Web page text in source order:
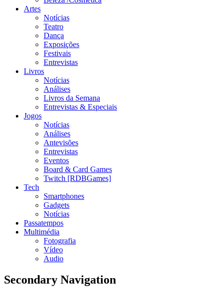
Artes
Notícias
Teatro
Dança
Exposições
Festivais
Entrevistas
Livros
Notícias
Análises
Livros da Semana
Entrevistas & Especiais
Jogos
Notícias
Análises
Antevisões
Entrevistas
Eventos
Board & Card Games
Twitch [RDBGames]
Tech
Smartphones
Gadgets
Notícias
Passatempos
Multimédia
Fotografia
Vídeo
Audio
Secondary Navigation